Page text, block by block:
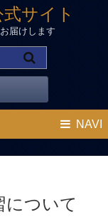
サイト
届けします
NAVI
について